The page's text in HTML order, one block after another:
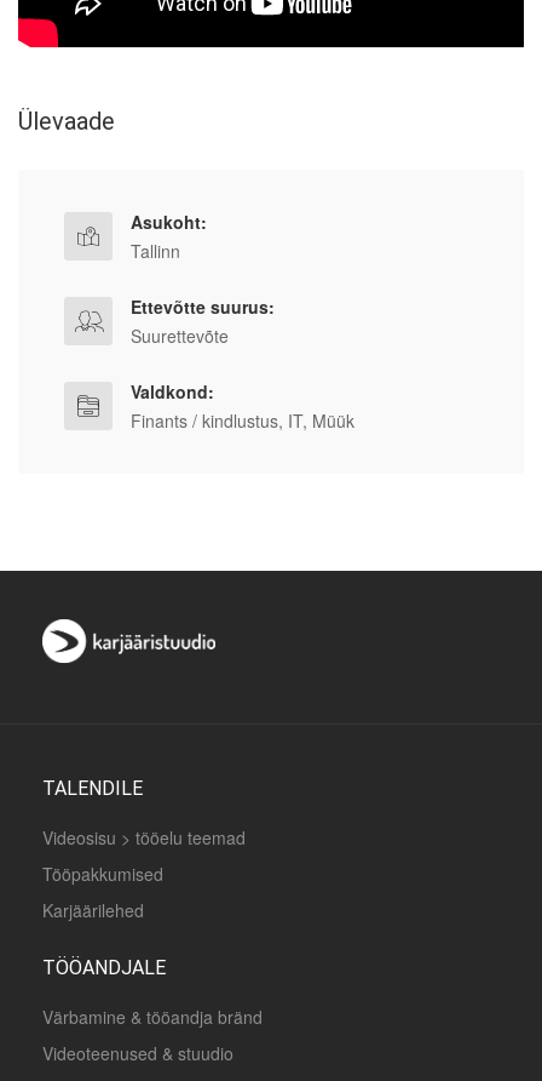
Ülevaade
Asukoht:
Tallinn
Ettevõtte suurus:
Suurettevõte
Valdkond:
Finants / kindlustus, IT, Müük
TALENDILE
Videosisu > tööelu teemad
Tööpakkumised
Karjäärilehed
TÖÖANDJALE
Värbamine & tööandja bränd
Videoteenused & stuudio